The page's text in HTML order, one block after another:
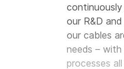
our R&D
our cables
needs –
processes